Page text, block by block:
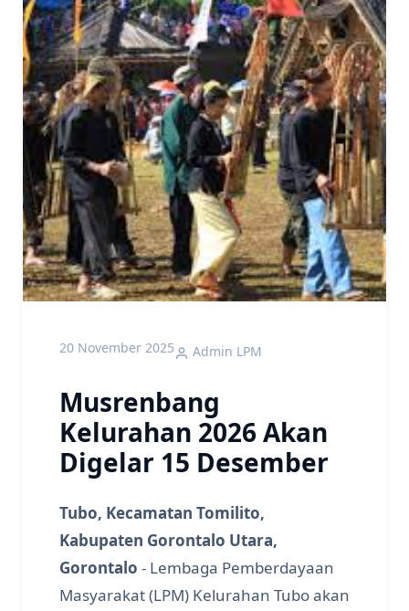
20 November 2025 Admin LPM
Musrenbang
Kelurahan 2026 Akan
Digelar 15 Desember
Tubo, Kecamatan Tomilito,
Kabupaten Gorontalo Utara,
Gorontalo - Lembaga Pemberdayaan
Masyarakat (LPM) Kelurahan Tubo akan